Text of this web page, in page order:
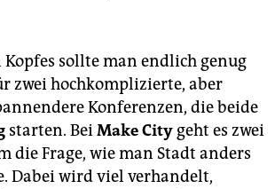
sollte man endlich genug
zwei hochkomplizierte, aber
Konferenzen, die beide
starten. BeiMake City geht es zwei
die Frage, wie man Stadt anders
Dabei wird viel verhandelt,